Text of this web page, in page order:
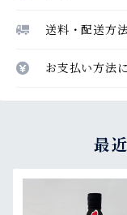
送料・配送方
お支払い方法
最